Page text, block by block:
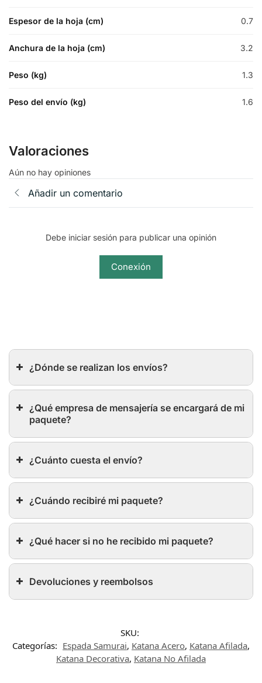
Espesor de la hoja (cm) 0.7
Anchura de la hoja (cm) 3.2
Peso (kg) 1.3
Peso del envío (kg) 1.6
Valoraciones
Aún no hay opiniones
Añadir un comentario
Debe iniciar sesión para publicar una opinión
Conexión
¿Dónde se realizan los envíos?
¿Qué empresa de mensajería se encargará de mi
paquete?
¿Cuánto cuesta el envío?
¿Cuándo recibiré mi paquete?
¿Qué hacer si no he recibido mi paquete?
Devoluciones y reembolsos
SKU:
Categorías: Espada Samurai, Katana Acero, Katana Afilada,
Katana Decorativa, Katana No Afilada